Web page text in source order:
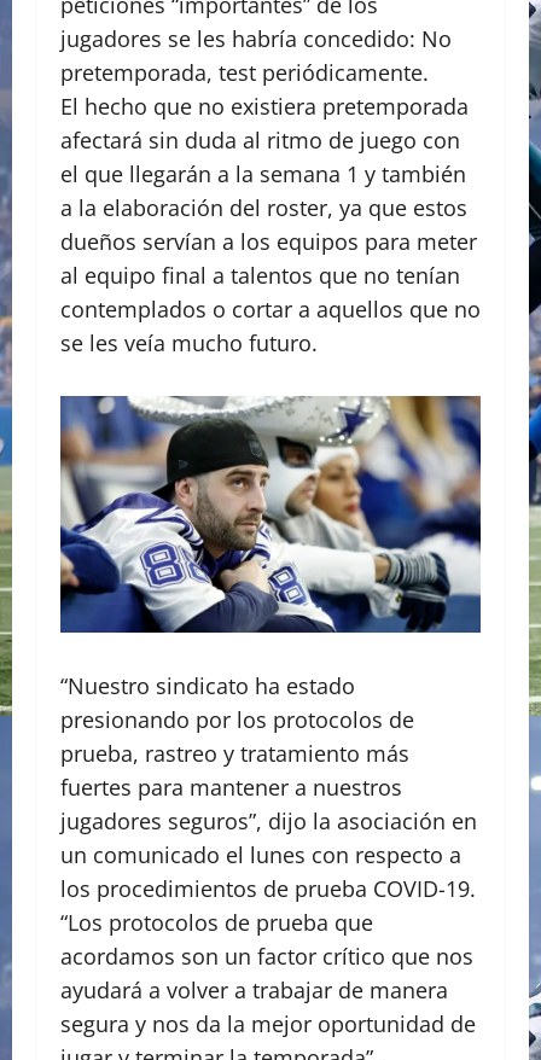
jugadores se les habría concedido: No
pretemporada, test periódicamente.
El hecho que no existiera pretemporada
afectará sin duda al ritmo de juego con
el que llegarán a la semana 1 y también
a la elaboración del roster, ya que estos
dueños servían a los equipos para meter
al equipo final a talentos que no tenían
contemplados o cortar a aquellos que no
se les veía mucho futuro.
“Nuestro sindicato ha estado
presionando por los protocolos de
prueba, rastreo y tratamiento más
fuertes para mantener a nuestros
jugadores seguros”, dijo la asociación en
un comunicado el lunes con respecto a
los procedimientos de prueba COVID-19.
“Los protocolos de prueba que
acordamos son un factor crítico que nos
ayudará a volver a trabajar de manera
segura y nos da la mejor oportunidad de